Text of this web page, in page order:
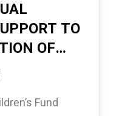
TO
OF
7
Fund